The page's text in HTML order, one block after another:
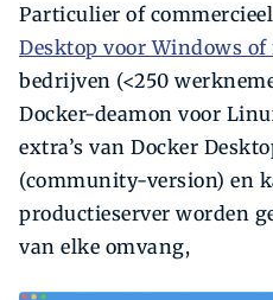
Particulier of
Desktop voor Windows of
bedrijven (<250
Docker-deamon voor
extra’s van Docker
(community-version) en
productieserver worden
van elke omvang,